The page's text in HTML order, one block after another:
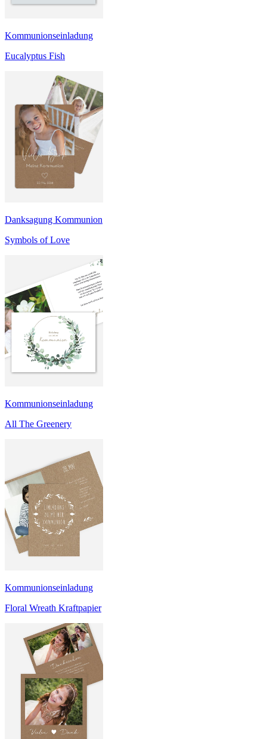
Kommunionseinladung
Eucalyptus Fish
Danksagung Kommunion
Symbols of Love
Kommunionseinladung
All The Greenery
Kommunionseinladung
Floral Wreath Kraftpapier